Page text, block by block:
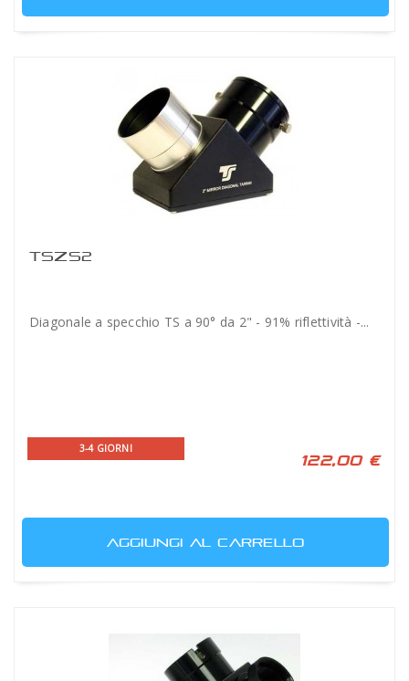
TSZS2
Diagonale a specchio TS a 90° da 2" - 91% riflettività -...
3-4 GIORNI
122,00 €
AGGIUNGI AL CARRELLO